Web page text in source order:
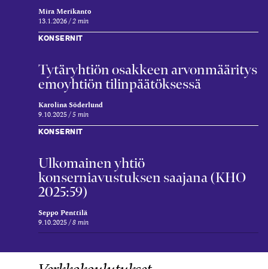
Mira Merikanto
13.1.2026 2 min
KONSERNIT
Tytär­yhtiön osakkeen arvon­määritys
emo­yhtiön tilin­päätöksessä
Karolina Söderlund
9.10.2025 5 min
KONSERNIT
Ulkomainen yhtiö
konserniavustuksen saajana (KHO
2025:59)
Seppo Penttilä
9.10.2025 8 min